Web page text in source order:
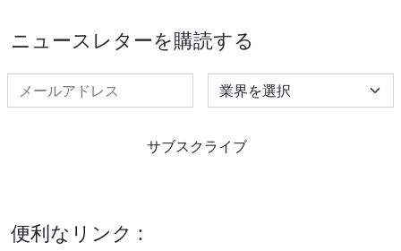
ニュースレターを購読する
Select Industry
サブスクライブ
便利なリンク :